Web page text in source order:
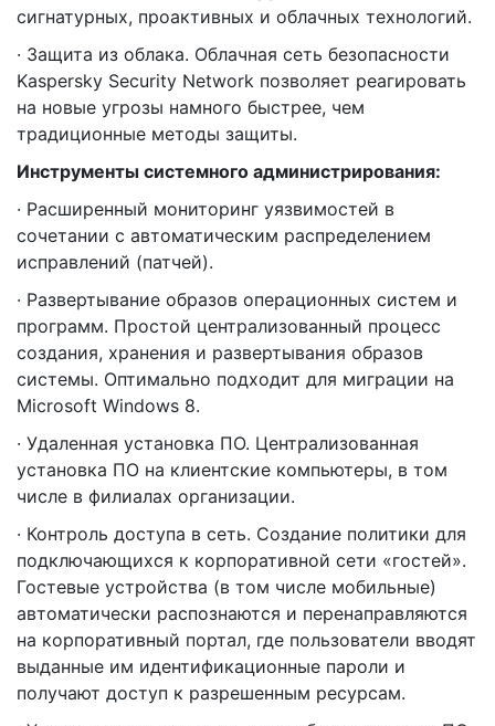
сигнатурных, проактивных и облачных технологий.
· Защита из облака. Облачная сеть безопасности
Kaspersky Security Network позволяет реагировать
на новые угрозы намного быстрее, чем
традиционные методы защиты.
Инструменты системного администрирования:
· Расширенный мониторинг уязвимостей в
сочетании с автоматическим распределением
исправлений (патчей).
· Развертывание образов операционных систем и
программ. Простой централизованный процесс
создания, хранения и развертывания образов
системы. Оптимально подходит для миграции на
Microsoft Windows 8.
· Удаленная установка ПО. Централизованная
установка ПО на клиентские компьютеры, в том
числе в филиалах организации.
· Контроль доступа в сеть. Создание политики для
подключающихся к корпоративной сети «гостей».
Гостевые устройства (в том числе мобильные)
автоматически распознаются и перенаправляются
на корпоративный портал, где пользователи вводят
выданные им идентификационные пароли и
получают доступ к разрешенным ресурсам.